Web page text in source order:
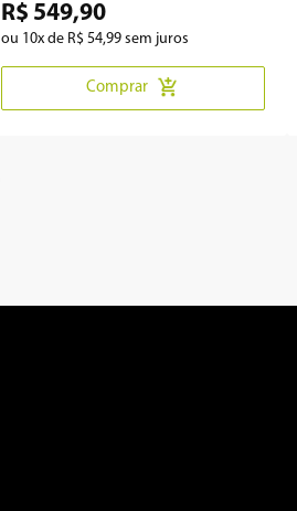
R$ 549,90
ou 10x de R$ 54,99 sem juros
Comprar